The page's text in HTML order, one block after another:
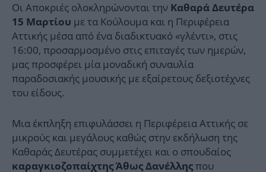
Οι Αποκριές ολοκληρώνονται την Καθαρά Δευτέρα
15 Μαρτίου με τα Κούλουμα και η Περιφέρεια
Αττικής μέσα από ένα διαδικτυακό «γλέντι», στις
16:00, προσαρμοσμένο στις επιταγές των ημερών,
μας προσφέρει μία μοναδική συναυλία
παραδοσιακής μουσικής με εξαίρετους δεξιοτέχνες
του είδους.
Μια έκπληξη επιφυλάσσει η Περιφέρεια Αττικής σε
μικρούς και μεγάλους καθώς στην εκδήλωση της
Καθαράς Δευτέρας συμμετέχει και ο σπουδαίος
καραγκιοζοπαίχτης Άθως Δανέλλης που